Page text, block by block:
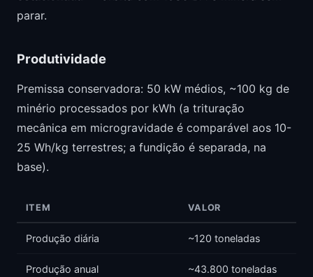
parar.
Produtividade
Premissa conservadora: 50 kW médios, ~100 kg de
minério processados por kWh (a trituração
mecânica em microgravidade é comparável aos 10-
25 Wh/kg terrestres; a fundição é separada, na
base).
ITEM VALOR
Produção diária ~120 toneladas
Produção anual ~43.800 toneladas